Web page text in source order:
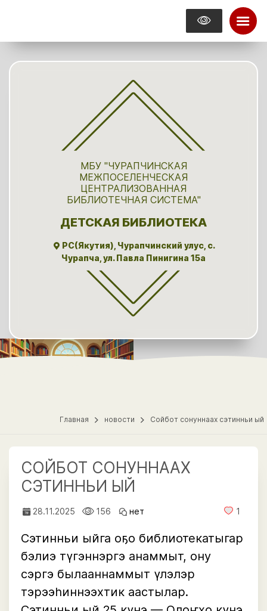
МБУ "ЧУРАПЧИНСКАЯ
МЕЖПОСЕЛЕНЧЕСКАЯ
ЦЕНТРАЛИЗОВАННАЯ
БИБЛИОТЕЧНАЯ СИСТЕМА"
ДЕТСКАЯ БИБЛИОТЕКА
РС(Якутия), Чурапчинский улус, с.
Чурапча, ул. Павла Пинигина 15а
Главная новости Сойбот сонуннаах сэтинньи ый
СОЙБОТ СОНУННААХ
СЭТИННЬИ ЫЙ
28.11.2025 156 нет 1
Сэтинньи ыйга оҕо библиотекатыгар
бэлиэ түгэннэргэ анаммыт, ону
сэргэ былааннаммыт үлэлэр
тэрээһиннээхтик аастылар.